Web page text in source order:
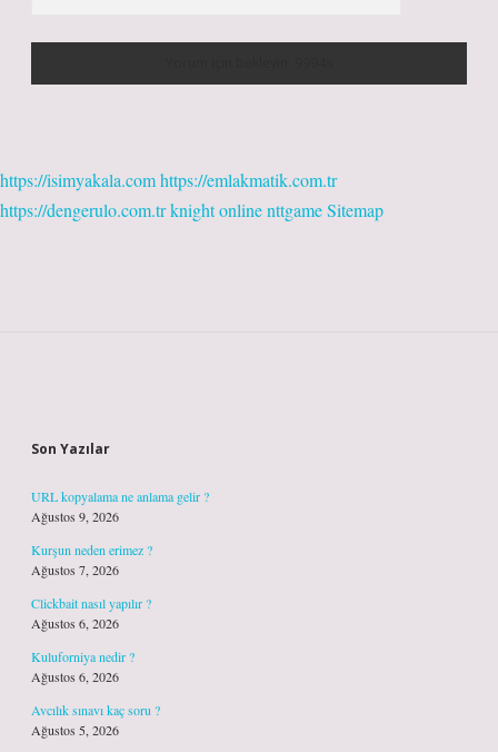
https://isimyakala.comhttps://emlakmatik.com.tr
https://dengerulo.com.trknight onlinenttgameSitemap
Son Yazılar
URL kopyalama ne anlama gelir ?
Ağustos 9, 2026
Kurşun neden erimez ?
Ağustos 7, 2026
Clickbait nasıl yapılır ?
Ağustos 6, 2026
Kuluforniya nedir ?
Ağustos 6, 2026
Avcılık sınavı kaç soru ?
Ağustos 5, 2026